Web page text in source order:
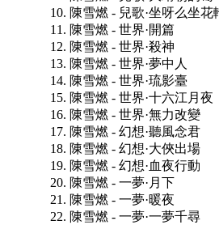
10. 陳雪燃 - 兒歌·坐呀么坐花
11. 陳雪燃 - 世界·開篇
12. 陳雪燃 - 世界·殺神
13. 陳雪燃 - 世界·夢中人
14. 陳雪燃 - 世界·琉影臺
15. 陳雪燃 - 世界·十六江月夜
16. 陳雪燃 - 世界·無力改變
17. 陳雪燃 - 幻想·聽風念君
18. 陳雪燃 - 幻想·大俠出場
19. 陳雪燃 - 幻想·血夜行動
20. 陳雪燃 - 一夢·月下
21. 陳雪燃 - 一夢·暖夜
22. 陳雪燃 - 一夢·一夢千尋